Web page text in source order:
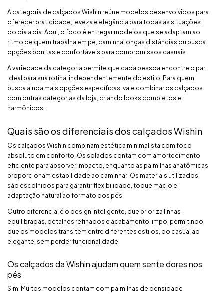
A categoria de calçados Wishin reúne modelos desenvolvidos para
oferecer praticidade, leveza e elegância para todas as situações
do dia a dia. Aqui, o foco é entregar modelos que se adaptam ao
ritmo de quem trabalha em pé, caminha longas distâncias ou busca
opções bonitas e confortáveis para compromissos casuais.
A variedade da categoria permite que cada pessoa encontre o par
ideal para sua rotina, independentemente do estilo. Para quem
busca ainda mais opções específicas, vale combinar os calçados
com outras categorias da loja, criando looks completos e
harmônicos.
Quais são os diferenciais dos calçados Wishin
Os calçados Wishin combinam estética minimalista com foco
absoluto em conforto. Os solados contam com amortecimento
eficiente para absorver impacto, enquanto as palmilhas anatômicas
proporcionam estabilidade ao caminhar. Os materiais utilizados
são escolhidos para garantir flexibilidade, toque macio e
adaptação natural ao formato dos pés.
Outro diferencial é o design inteligente, que prioriza linhas
equilibradas, detalhes refinados e acabamento limpo, permitindo
que os modelos transitem entre diferentes estilos, do casual ao
elegante, sem perder funcionalidade.
Os calçados da Wishin ajudam quem sente dores nos
pés
Sim. Muitos modelos contam com palmilhas de densidade